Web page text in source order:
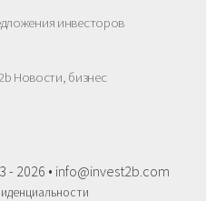
инвесторов
Новости, бизнес
- 2026 • info@invest2b.com